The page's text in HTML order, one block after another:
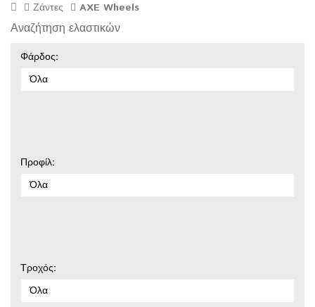
Ζάντες AXE Wheels
Αναζήτηση ελαστικών
Φάρδος:
Όλα
Προφίλ:
Όλα
Τροχός:
Όλα